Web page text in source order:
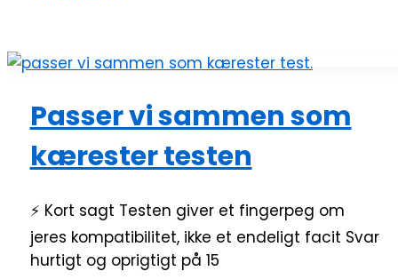
Passer vi sammen som
kærester testen
⚡ Kort sagt Testen giver et fingerpeg om
jeres kompatibilitet, ikke et endeligt facit Svar
hurtigt og oprigtigt på 15